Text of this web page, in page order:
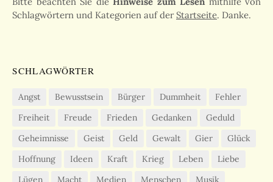
Schlagwörtern und Kategorien auf der Startseite. Danke.
SCHLAGWÖRTER
Angst Bewusstsein Bürger Dummheit
Fehler
Freiheit
Freude Frieden Gedanken
Geduld
Geheimnisse
Geist Geld Gewalt Gier
Glück
Hoffnung
Ideen Kraft Krieg Leben
Liebe